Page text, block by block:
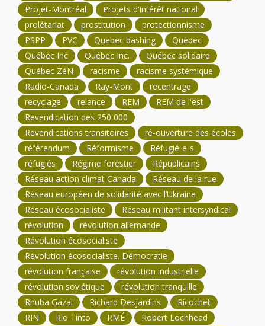
Projet-Montréal
Projets d'intérêt national
prolétariat
prostitution
protectionnisme
PSPP
PVC Quebec bashing
Québec
Québec Inc
Québec Inc.
Québec solidaire
Québec ZéN
racisme
racisme systémique
Radio-Canada
Ray-Mont
recentrage
recyclage
relance REM
REM de l'est
Revendication des 250 000
Revendications transitoires
ré-ouverture des écoles
référendum
Réformisme
Réfugié-e-s
réfugiés
Régime forestier
Républicains
Réseau action climat Canada
Réseau de la rue
Réseau européen de solidarité avec l’Ukraine
Réseau écosocialiste
Réseau militant intersyndical
révolution
révolution allemande
Révolution écosocialiste
Révolution écosocialiste. Démocratie
révolution française
révolution industrielle
révolution soviétique
révolution tranquille
Rhuba Gazal
Richard Desjardins
Ricochet
RIN
Rio Tinto RMÉ
Robert Lochhead